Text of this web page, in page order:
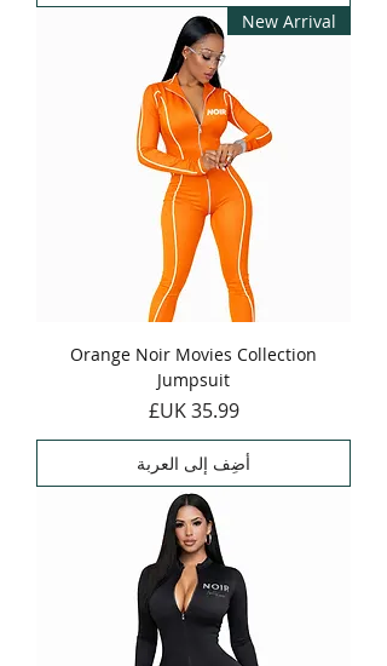
New Arrival
Orange Noir Movies Collection
Jumpsuit
السعر‏35.99 UK£
أضِف إلى العربة